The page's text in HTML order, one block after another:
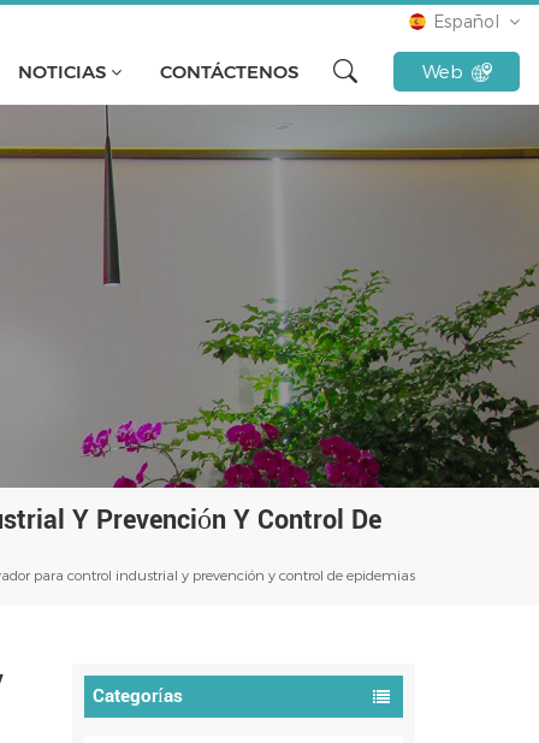
Español
español
Türkçe
Tiếng Việt
Indonesia
NOTICIAS CONTÁCTENOS Web
Y Prevención Y Control De
para control industrial y prevención y control de epidemias
Categorías